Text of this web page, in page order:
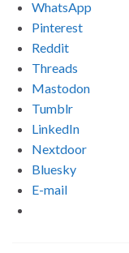
WhatsApp
Pinterest
Reddit
Threads
Mastodon
Tumblr
LinkedIn
Nextdoor
Bluesky
E-mail